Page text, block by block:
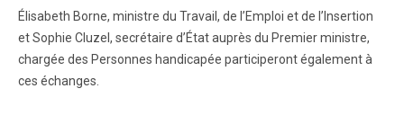
Élisabeth Borne, ministre du Travail, de l’Emploi et de l’Insertion
et Sophie Cluzel, secrétaire d’État auprès du Premier ministre,
chargée des Personnes handicapée participeront également à
ces échanges.